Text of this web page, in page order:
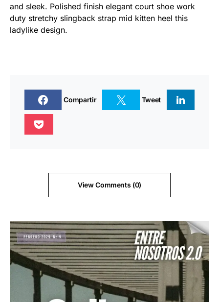
and sleek. Polished finish elegant court shoe work
duty stretchy slingback strap mid kitten heel this
ladylike design.
Compartir Tweet
View Comments (0)